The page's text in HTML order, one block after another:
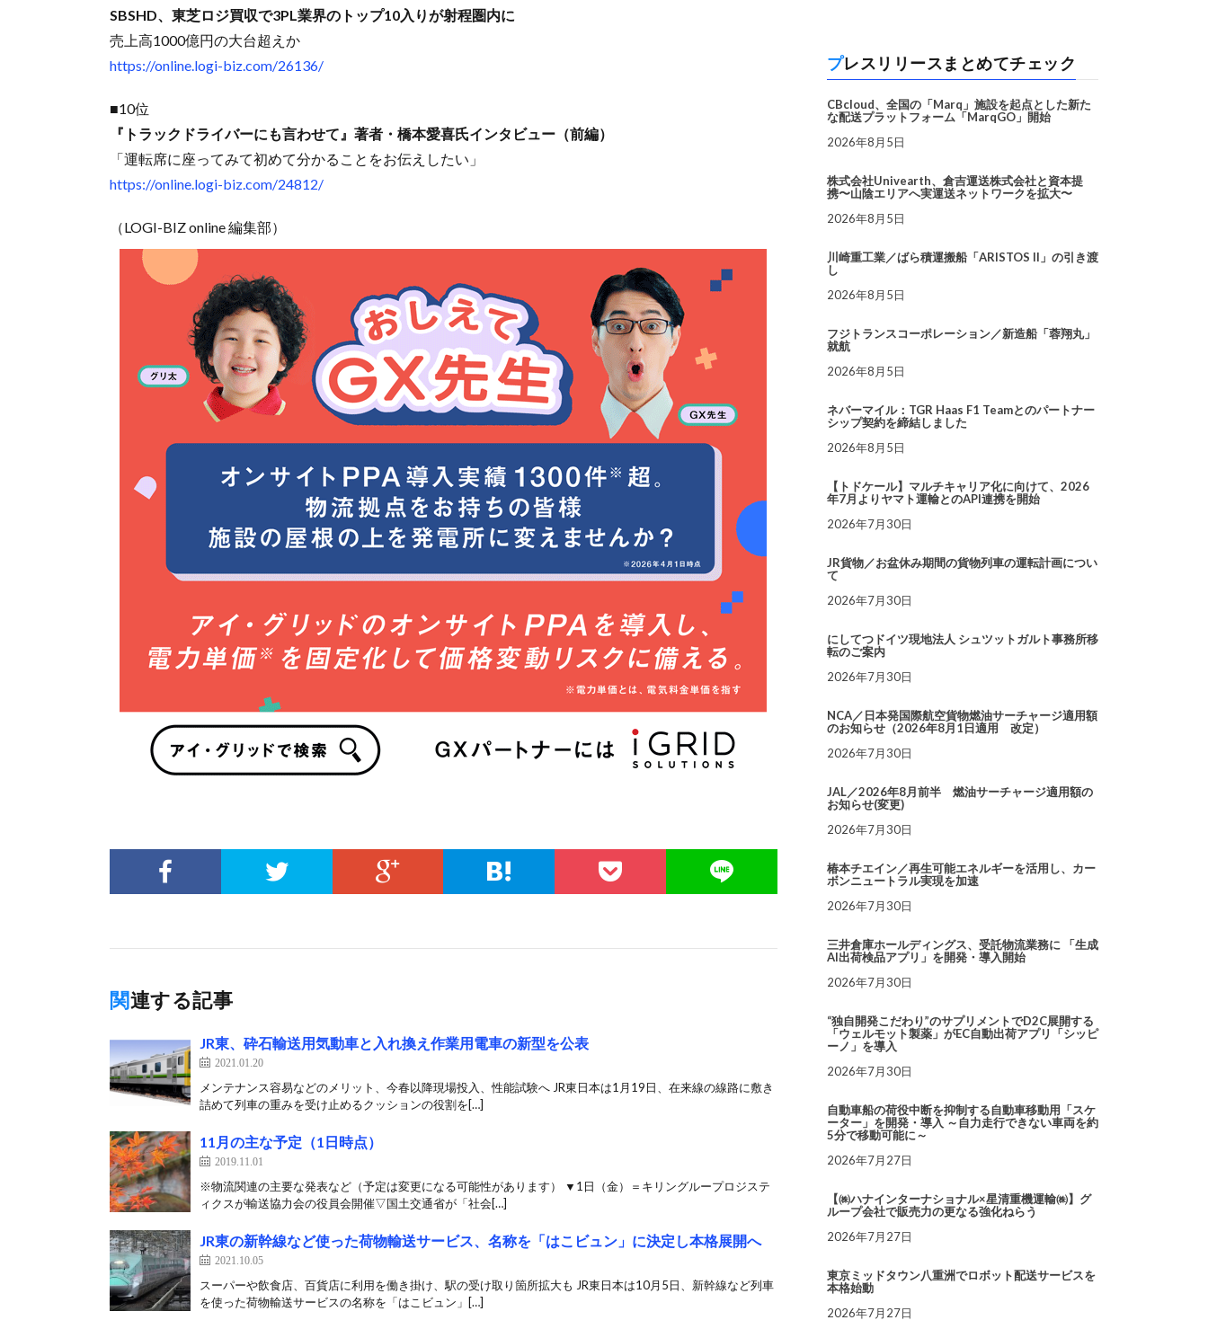
SBSHD、東芝ロジ買収で3PL業界のトップ10入りが射程圏内に
売上高1000億円の大台超えか
https://online.logi-biz.com/26136/
■10位
『トラックドライバーにも言わせて』著者・橋本愛喜氏インタビュー（前編）
「運転席に座ってみて初めて分かることをお伝えしたい」
https://online.logi-biz.com/24812/
（LOGI-BIZ online 編集部）
関連する記事
JR東、砕石輸送用気動車と入れ換え作業用電車の新型を公表
2021.01.20
メンテナンス容易などのメリット、今春以降現場投入、性能試験へ JR東日本は1月19日、在来線の線路に敷き
詰めて列車の重みを受け止めるクッションの役割を[…]
11月の主な予定（1日時点）
2019.11.01
※物流関連の主要な発表など（予定は変更になる可能性があります） ▼1日（金）＝キリングループロジステ
ィクスが輸送協力会の役員会開催▽国土交通省が「社会[…]
JR東の新幹線など使った荷物輸送サービス、名称を「はこビュン」に決定し本格展開へ
2021.10.05
スーパーや飲食店、百貨店に利用を働き掛け、駅の受け取り箇所拡大も JR東日本は10月5日、新幹線など列車
を使った荷物輸送サービスの名称を「はこビュン」[…]
プレスリリースまとめてチェック
CBcloud、全国の「Marq」施設を起点とした新た
な配送プラットフォーム「MarqGO」開始
2026年8月5日
株式会社Univearth、倉吉運送株式会社と資本提
携〜山陰エリアへ実運送ネットワークを拡大〜
2026年8月5日
川崎重工業／ばら積運搬船「ARISTOS II」の引き渡
し
2026年8月5日
フジトランスコーポレーション／新造船「蓉翔丸」
就航
2026年8月5日
ネバーマイル：TGR Haas F1 Teamとのパートナー
シップ契約を締結しました
2026年8月5日
【トドケール】マルチキャリア化に向けて、2026
年7月よりヤマト運輸とのAPI連携を開始
2026年7月30日
JR貨物／お盆休み期間の貨物列車の運転計画につい
て
2026年7月30日
にしてつドイツ現地法人 シュツットガルト事務所移
転のご案内
2026年7月30日
NCA／日本発国際航空貨物燃油サーチャージ適用額
のお知らせ（2026年8月1日適用 改定）
2026年7月30日
JAL／2026年8月前半 燃油サーチャージ適用額の
お知らせ(変更)
2026年7月30日
椿本チエイン／再生可能エネルギーを活用し、カー
ボンニュートラル実現を加速
2026年7月30日
三井倉庫ホールディングス、受託物流業務に 「生成
AI出荷検品アプリ」を開発・導入開始
2026年7月30日
“独自開発こだわり”のサプリメントでD2C展開する
「ウェルモット製薬」がEC自動出荷アプリ「シッピ
ーノ」を導入
2026年7月30日
自動車船の荷役中断を抑制する自動車移動用「スケ
ーター」を開発・導入 ～自力走行できない車両を約
5分で移動可能に～
2026年7月27日
【㈱ハナインターナショナル×星清重機運輸㈱】グ
ループ会社で販売力の更なる強化ねらう
2026年7月27日
東京ミッドタウン八重洲でロボット配送サービスを
本格始動
2026年7月27日